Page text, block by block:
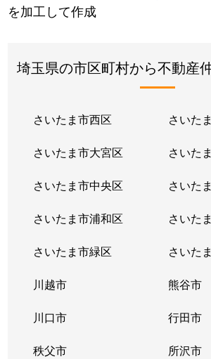
を加工して作成
埼玉県の市区町村から不動産
さいたま市西区 さいた
さいたま市大宮区 さいた
さいたま市中央区 さいた
さいたま市浦和区 さいた
さいたま市緑区 さいた
川越市 熊谷市
川口市 行田市
秩父市 所沢市